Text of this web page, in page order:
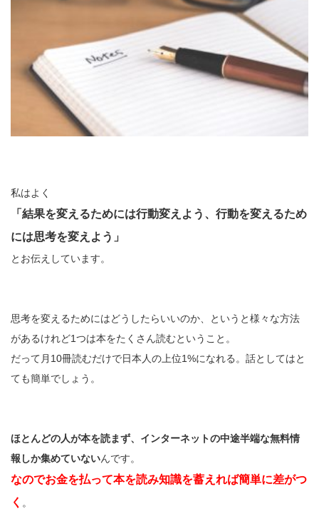
私はよく
「結果を変えるためには行動変えよう、行動を変えるため
には思考を変えよう」
とお伝えしています。
思考を変えるためにはどうしたらいいのか、というと様々な方法
があるけれど1つは本をたくさん読むということ。
だって月10冊読むだけで日本人の上位1%になれる。話としてはと
ても簡単でしょう。
ほとんどの人が本を読まず、インターネットの中途半端な無料情
報しか集めていないんです。
なのでお金を払って本を読み知識を蓄えれば簡単に差がつ
く 。